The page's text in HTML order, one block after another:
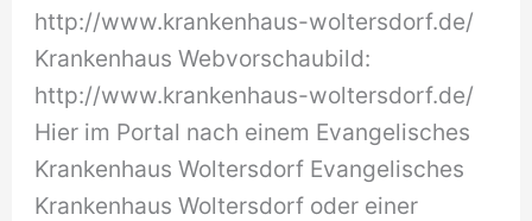
http://www.krankenhaus-woltersdorf.de/
Krankenhaus Webvorschaubild:
http://www.krankenhaus-woltersdorf.de/
Hier im Portal nach einem Evangelisches
Krankenhaus Woltersdorf Evangelisches
Krankenhaus Woltersdorf oder einer